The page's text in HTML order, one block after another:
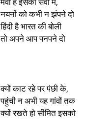
मेवा है इसकी सेवा में,
नयनों को कभी न झंपने दो
हिंदी है भारत की बोली
तो अपने आप पनपने दो
क्यों काट रहे पर पंछी के,
पहुंची न अभी यह गांवों तक
क्यों रखते हो सीमित इसको